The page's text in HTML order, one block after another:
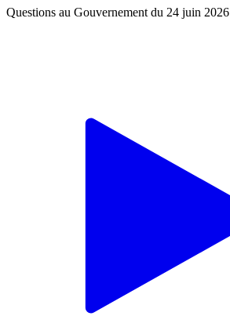
Questions au Gouvernement du 24 juin 2026